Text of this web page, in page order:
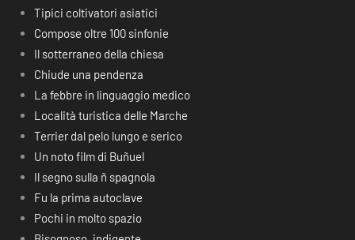
Tipici coltivatori asiatici
Compose oltre 100 sinfonie
Il sotterraneo della chiesa
Chiude una pendenza
La febbre in linguaggio medico
Località turistica delle Marche
Terrier dal pelo lungo e serico
Un noto film di Buñuel
Il segno sulla ñ spagnola
Fu la prima autoclave
Pochi in molto spazio